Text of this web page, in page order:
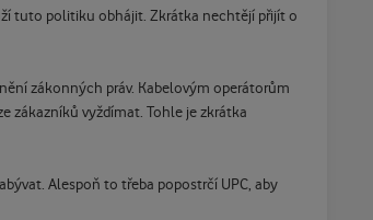
tuto politiku obhájit. Zkrátka nechtějí přijít o
zákonných práv. Kabelovým operátorům
zákazníků vyždímat. Tohle je zkrátka
Alespoň to třeba popostrčí UPC, aby